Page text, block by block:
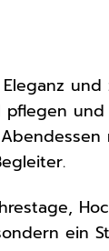
und
pflegen und
ein